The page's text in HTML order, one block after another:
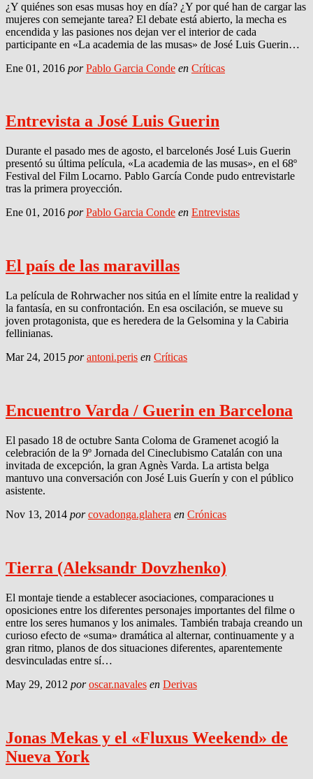
¿Y quiénes son esas musas hoy en día? ¿Y por qué han de cargar las
mujeres con semejante tarea? El debate está abierto, la mecha es
encendida y las pasiones nos dejan ver el interior de cada
participante en «La academia de las musas» de José Luis Guerin…
Ene 01, 2016 por Pablo Garcia Conde en Críticas
Entrevista a José Luis Guerin
Durante el pasado mes de agosto, el barcelonés José Luis Guerin
presentó su última película, «La academia de las musas», en el 68º
Festival del Film Locarno. Pablo García Conde pudo entrevistarle
tras la primera proyección.
Ene 01, 2016 por Pablo Garcia Conde en Entrevistas
El país de las maravillas
La película de Rohrwacher nos sitúa en el límite entre la realidad y
la fantasía, en su confrontación. En esa oscilación, se mueve su
joven protagonista, que es heredera de la Gelsomina y la Cabiria
fellinianas.
Mar 24, 2015 por antoni.peris en Críticas
Encuentro Varda / Guerin en Barcelona
El pasado 18 de octubre Santa Coloma de Gramenet acogió la
celebración de la 9º Jornada del Cineclubismo Catalán con una
invitada de excepción, la gran Agnès Varda. La artista belga
mantuvo una conversación con José Luis Guerín y con el público
asistente.
Nov 13, 2014 por covadonga.glahera en Crónicas
Tierra (Aleksandr Dovzhenko)
El montaje tiende a establecer asociaciones, comparaciones u
oposiciones entre los diferentes personajes importantes del filme o
entre los seres humanos y los animales. También trabaja creando un
curioso efecto de «suma» dramática al alternar, continuamente y a
gran ritmo, planos de dos situaciones diferentes, aparentemente
desvinculadas entre sí…
May 29, 2012 por oscar.navales en Derivas
Jonas Mekas y el «Fluxus Weekend» de
Nueva York